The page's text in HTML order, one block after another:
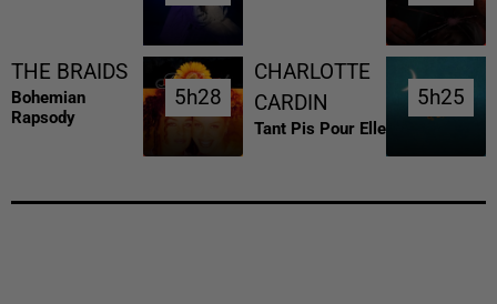
THE BRAIDS
Bohemian
Rapsody
5h28
5h28
CHARLOTTE
CARDIN
Tant Pis Pour Elle
5h25
5h25